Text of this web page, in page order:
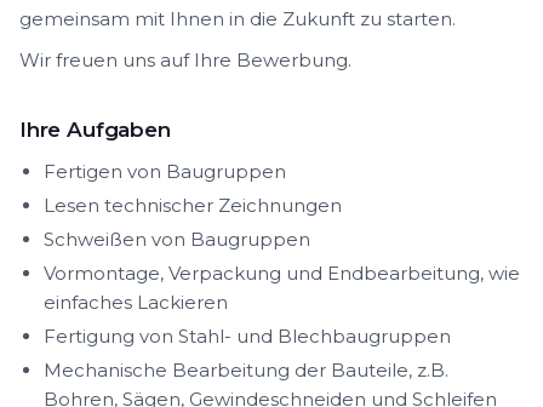
gemeinsam mit Ihnen in die Zukunft zu starten.
Wir freuen uns auf Ihre Bewerbung.
Ihre Aufgaben
Fertigen von Baugruppen
Lesen technischer Zeichnungen
Schweißen von Baugruppen
Vormontage, Verpackung und Endbearbeitung, wie
einfaches Lackieren
Fertigung von Stahl- und Blechbaugruppen
Mechanische Bearbeitung der Bauteile, z.B.
Bohren, Sägen, Gewindeschneiden und Schleifen